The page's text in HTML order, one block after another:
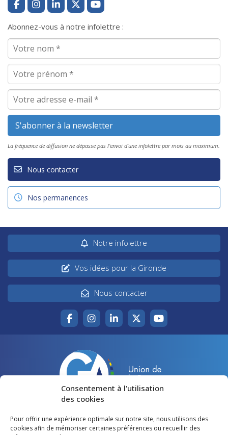
Consentement à l'utilisation
des cookies
Pour offrir une expérience optimale sur notre site, nous utilisons des
cookies afin de mémoriser certaines préférences ou recueillir des
Abonnez-vous à notre infolettre :
La fréquence de diffusion ne dépasse pas l'envoi d'une infolettre par mois au maximum.
Nous contacter
Nos permanences
Notre infolettre
Vos idées pour la Gironde
Nous contacter
Accueil Agir pour la Gironde